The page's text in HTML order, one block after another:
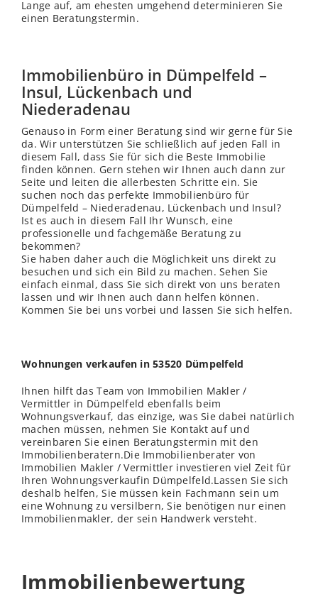
Lange auf, am ehesten umgehend determinieren Sie
einen Beratungstermin.
Immobilienbüro in Dümpelfeld –
Insul, Lückenbach und
Niederadenau
Genauso in Form einer Beratung sind wir gerne für Sie
da. Wir unterstützen Sie schließlich auf jeden Fall in
diesem Fall, dass Sie für sich die Beste Immobilie
finden können. Gern stehen wir Ihnen auch dann zur
Seite und leiten die allerbesten Schritte ein. Sie
suchen noch das perfekte Immobilienbüro für
Dümpelfeld – Niederadenau, Lückenbach und Insul?
Ist es auch in diesem Fall Ihr Wunsch, eine
professionelle und fachgemäße Beratung zu
bekommen?
Sie haben daher auch die Möglichkeit uns direkt zu
besuchen und sich ein Bild zu machen. Sehen Sie
einfach einmal, dass Sie sich direkt von uns beraten
lassen und wir Ihnen auch dann helfen können.
Kommen Sie bei uns vorbei und lassen Sie sich helfen.
Wohnungen verkaufen in 53520 Dümpelfeld
Ihnen hilft das Team von Immobilien Makler /
Vermittler in Dümpelfeld ebenfalls beim
Wohnungsverkauf, das einzige, was Sie dabei natürlich
machen müssen, nehmen Sie Kontakt auf und
vereinbaren Sie einen Beratungstermin mit den
Immobilienberatern.Die Immobilienberater von
Immobilien Makler / Vermittler investieren viel Zeit für
Ihren Wohnungsverkaufin Dümpelfeld.Lassen Sie sich
deshalb helfen, Sie müssen kein Fachmann sein um
eine Wohnung zu versilbern, Sie benötigen nur einen
Immobilienmakler, der sein Handwerk versteht.
Immobilienbewertung